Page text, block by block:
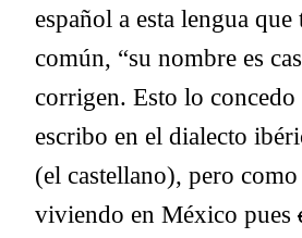
español a esta lengua que
común, “su nombre es
corrigen. Esto lo concedo
escribo en el dialecto
(el castellano), pero
viviendo en México pues